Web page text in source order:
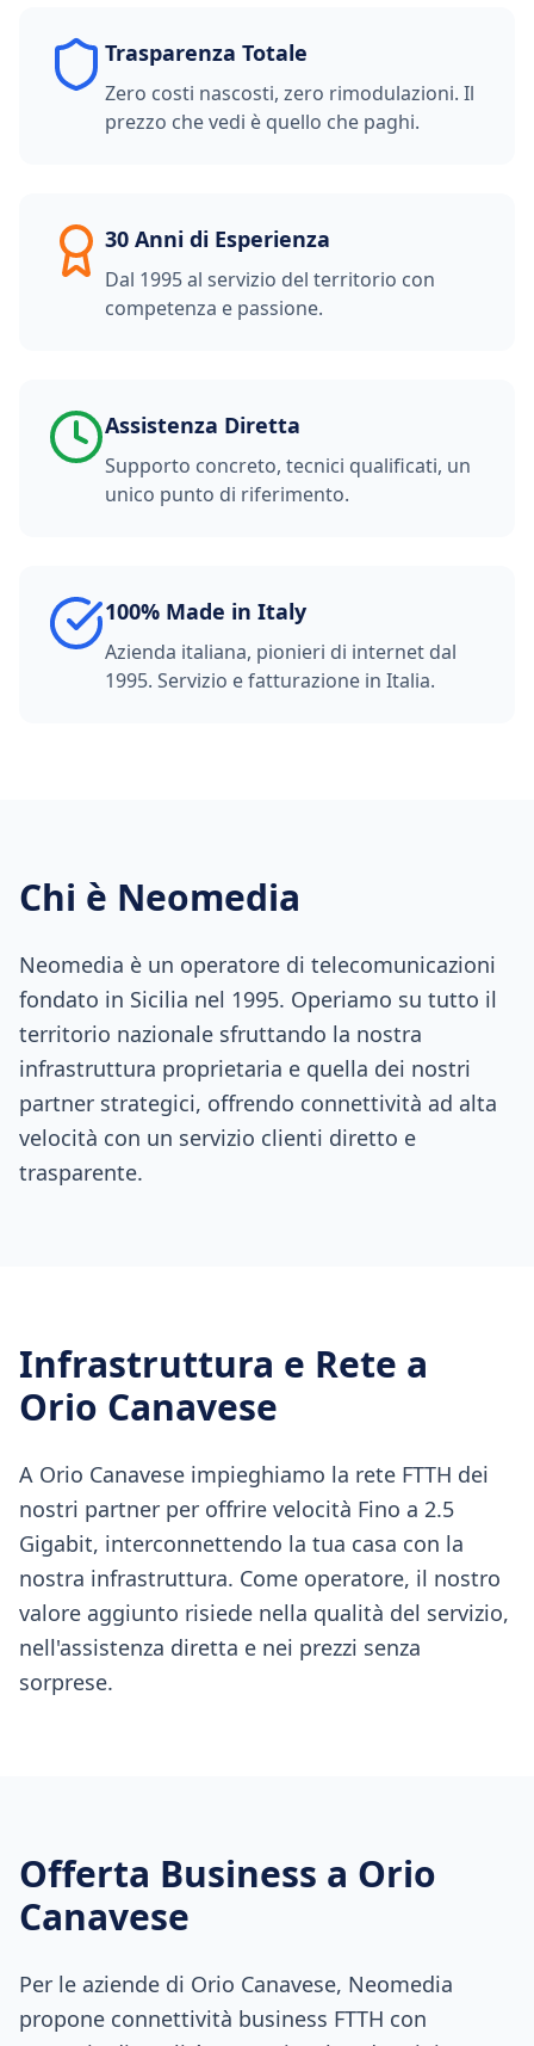
Trasparenza Totale
Zero costi nascosti, zero rimodulazioni. Il
prezzo che vedi è quello che paghi.
30 Anni di Esperienza
Dal 1995 al servizio del territorio con
competenza e passione.
Assistenza Diretta
Supporto concreto, tecnici qualificati, un
unico punto di riferimento.
100% Made in Italy
Azienda italiana, pionieri di internet dal
1995. Servizio e fatturazione in Italia.
Chi è Neomedia
Neomedia è un operatore di telecomunicazioni
fondato in Sicilia nel 1995. Operiamo su tutto il
territorio nazionale sfruttando la nostra
infrastruttura proprietaria e quella dei nostri
partner strategici, offrendo connettività ad alta
velocità con un servizio clienti diretto e
trasparente.
Infrastruttura e Rete a
Orio Canavese
A Orio Canavese impieghiamo la rete FTTH dei
nostri partner per offrire velocità Fino a 2.5
Gigabit, interconnettendo la tua casa con la
nostra infrastruttura. Come operatore, il nostro
valore aggiunto risiede nella qualità del servizio,
nell'assistenza diretta e nei prezzi senza
sorprese.
Offerta Business a Orio
Canavese
Per le aziende di Orio Canavese, Neomedia
propone connettività business FTTH con